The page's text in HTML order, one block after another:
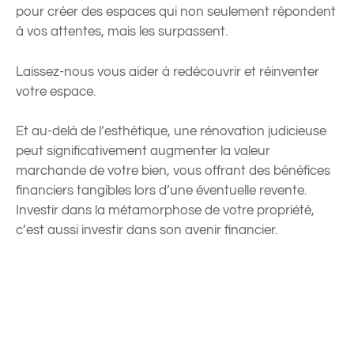
pour créer des espaces qui non seulement répondent
à vos attentes, mais les surpassent.
Laissez-nous vous aider à redécouvrir et réinventer
votre espace.
Et au-delà de l’esthétique, une rénovation judicieuse
peut significativement augmenter la valeur
marchande de votre bien, vous offrant des bénéfices
financiers tangibles lors d’une éventuelle revente.
Investir dans la métamorphose de votre propriété,
c’est aussi investir dans son avenir financier.